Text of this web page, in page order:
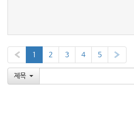
« 1 2 3 4 5 »
제목